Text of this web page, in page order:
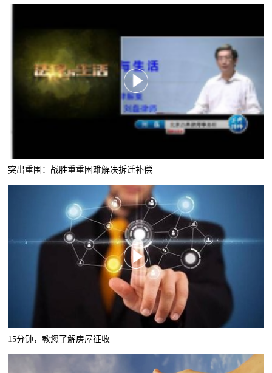
突出重围：战胜重重困难解决拆迁补偿
15分钟，教您了解房屋征收